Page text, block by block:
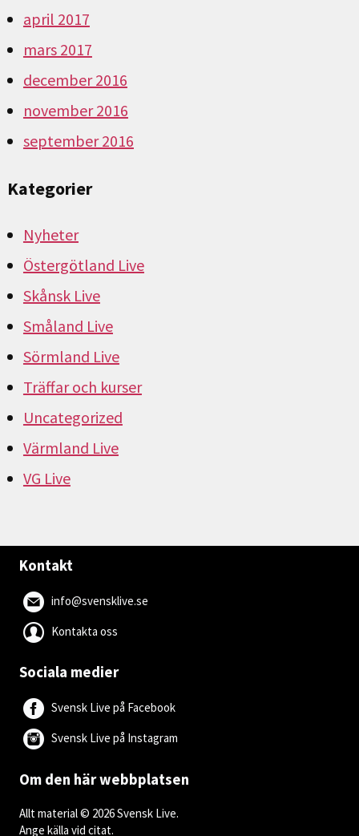
april 2017
mars 2017
december 2016
november 2016
september 2016
Kategorier
Nyheter
Östergötland Live
Skånsk Live
Småland Live
Sörmland Live
Träffar och kurser
Uncategorized
Värmland Live
VG Live
Kontakt
info@svensklive.se
Kontakta oss
Sociala medier
Svensk Live på Facebook
Svensk Live på Instagram
Om den här webbplatsen
Allt material © 2026 Svensk Live.
Ange källa vid citat.